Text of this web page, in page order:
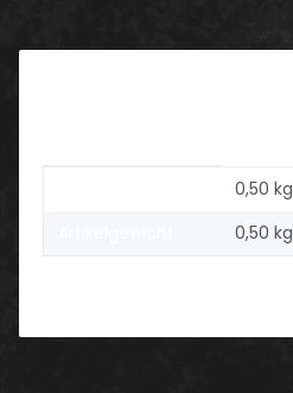
Produkteigenschaft0,50 kg
0,50 kg